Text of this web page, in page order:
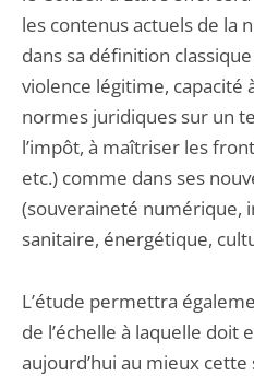
les contenus actuels de la
dans sa définition
violence légitime,
normes juridiques sur un
l’impôt, à maîtriser les
etc.) comme dans ses
(souveraineté numérique,
sanitaire, énergétique,
L’étude permettra
de l’échelle à laquelle doit
aujourd’hui au mieux